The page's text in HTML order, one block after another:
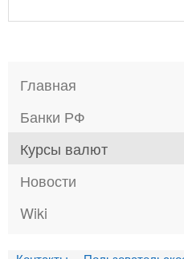
Главная
Банки РФ
Курсы валют
Новости
Wiki